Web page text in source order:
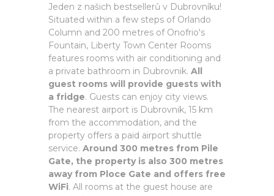
Jeden z našich bestsellerů v Dubrovníku!
Situated within a few steps of Orlando
Column and 200 metres of Onofrio's
Fountain, Liberty Town Center Rooms
features rooms with air conditioning and
a private bathroom in Dubrovnik. All
guest rooms will provide guests with
a fridge. Guests can enjoy city views.
The nearest airport is Dubrovnik, 15 km
from the accommodation, and the
property offers a paid airport shuttle
service. Around 300 metres from Pile
Gate, the property is also 300 metres
away from Ploce Gate and offers free
WiFi. All rooms at the guest house are